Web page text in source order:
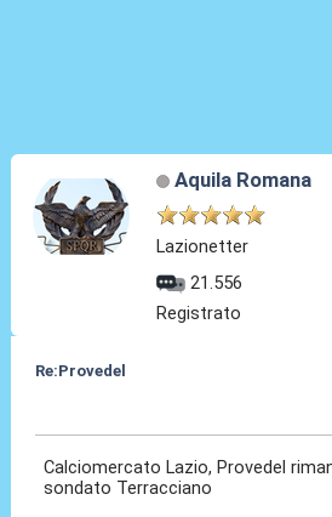
Aquila Romana
Lazionetter
21.556
Registrato
Re:Provedel
Calciomercato Lazio, Provedel
sondato Terracciano